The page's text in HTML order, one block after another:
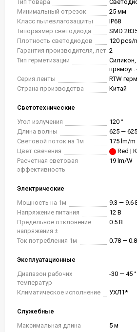
Тип товара
Минимальный отрезок
25 мм
Класс пылевлагозащиты
IP68
Типоразмер светодиода
SMD
Плотность светодиодов
120 pcs/
Гарантия производителя, лет 2
Тип герметизации
прямоуг.
Серия ленты
RTW
Страна производства
Китай
Светотехнические
Угол излучения
120 °
Длина волны
625 —
Световой поток на 1м
175 lm/m
Цвет свечения
Red |
Расчетная световая
эффективность
19 lm/W
Электрические
Мощность на 1м
9.3 — 9.6
Напряжение питания
12 В
Предельное отклонение
напряжения ±
0.5 В
Ток потребления 1м 0.78 —
Эксплуатационные
Диапазон рабочих
температур
-30 — 45
Климатическое исполнение УХЛ1*
Служебные
Максимальная длина
5 м